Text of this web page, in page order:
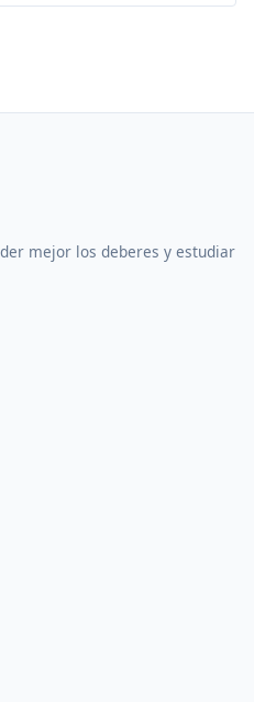
mejor los deberes y estudiar